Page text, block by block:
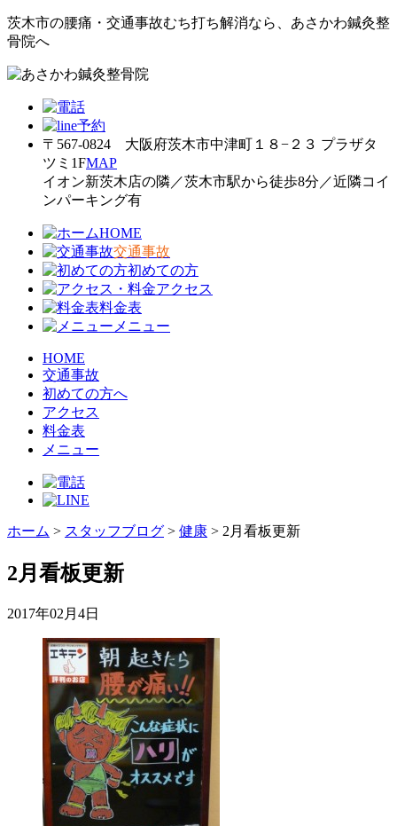
茨木市の腰痛・交通事故むち打ち解消なら、あさかわ鍼灸整
骨院へ
〒567-0824 大阪府茨木市中津町１８−２３ プラザタ
ツミ1FMAP
イオン新茨木店の隣／茨木市駅から徒歩8分／近隣コイ
ンパーキング有
HOME
交通事故
初めての方
アクセス
料金表
メニュー
HOME
交通事故
初めての方へ
アクセス
料金表
メニュー
ホーム > スタッフブログ > 健康 > 2月看板更新
2月看板更新
2017年02月4日